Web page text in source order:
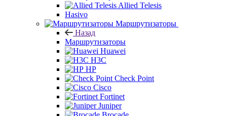
Allied Telesis
Hasivo
Маршрутизаторы
Назад
Маршрутизаторы
Huawei
H3C
HP
Check Point
Cisco
Fortinet
Juniper